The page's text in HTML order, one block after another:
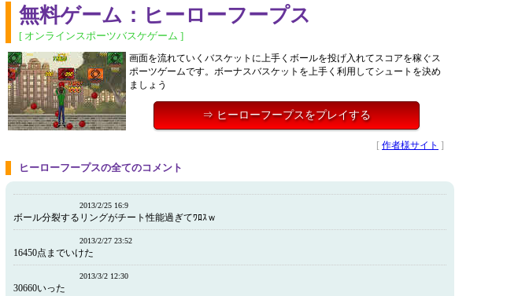
無料ゲーム：ヒーローフープス
[ オンラインスポーツバスケゲーム ]
画面を流れていくバスケットに上手くボールを投げ入れてスコアを稼ぐス
ポーツゲームです。ボーナスバスケットを上手く利用してシュートを決め
ましょう
⇒ ヒーローフープスをプレイする
[ 作者様サイト ]
ヒーローフープスの全てのコメント
2013/2/25 16:9
ボール分裂するリングがチート性能過ぎてﾜﾛｽｗ
2013/2/27 23:52
16450点までいけた
2013/3/2 12:30
30660いった